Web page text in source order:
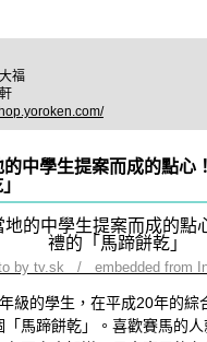
福
中學生提案而成的點心
by tv.sk / embedded from
級的學生，在平成20年的綜
「馬蹄餅乾」。喜歡賽馬的